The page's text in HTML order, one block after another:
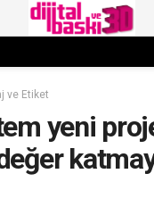
ve Etiket
yeni